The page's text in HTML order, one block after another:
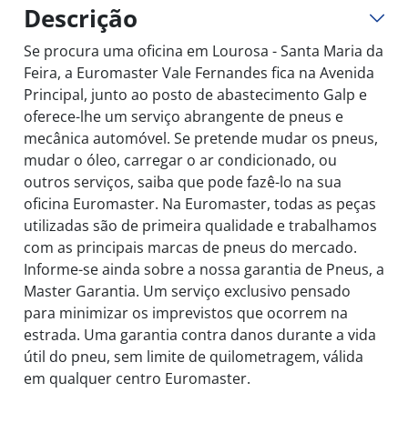
Descrição
Se procura uma oficina em Lourosa - Santa Maria da
Feira, a Euromaster Vale Fernandes fica na Avenida
Principal, junto ao posto de abastecimento Galp e
oferece-lhe um serviço abrangente de pneus e
mecânica automóvel. Se pretende mudar os pneus,
mudar o óleo, carregar o ar condicionado, ou
outros serviços, saiba que pode fazê-lo na sua
oficina Euromaster. Na Euromaster, todas as peças
utilizadas são de primeira qualidade e trabalhamos
com as principais marcas de pneus do mercado.
Informe-se ainda sobre a nossa garantia de Pneus, a
Master Garantia. Um serviço exclusivo pensado
para minimizar os imprevistos que ocorrem na
estrada. Uma garantia contra danos durante a vida
útil do pneu, sem limite de quilometragem, válida
em qualquer centro Euromaster.